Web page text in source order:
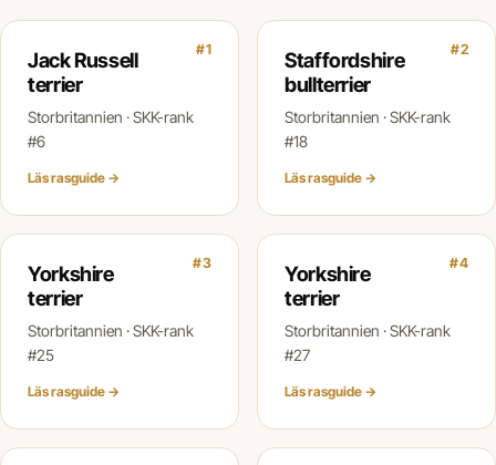
#1
Jack Russell
terrier
Storbritannien · SKK-rank
#6
Läs rasguide →
#2
Staffordshire
bullterrier
Storbritannien · SKK-rank
#18
Läs rasguide →
#3
Yorkshire
terrier
Storbritannien · SKK-rank
#25
Läs rasguide →
#4
Yorkshire
terrier
Storbritannien · SKK-rank
#27
Läs rasguide →